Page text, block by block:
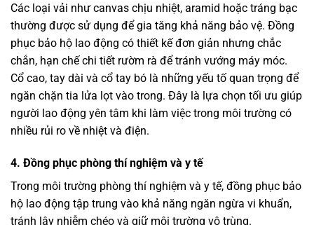
Các loại vải như canvas chịu nhiệt, aramid hoặc tráng bạc
thường được sử dụng để gia tăng khả năng bảo vệ. Đồng
phục bảo hộ lao động có thiết kế đơn giản nhưng chắc
chắn, hạn chế chi tiết rườm rà để tránh vướng máy móc.
Cổ cao, tay dài và cổ tay bó là những yếu tố quan trọng để
ngăn chặn tia lửa lọt vào trong. Đây là lựa chọn tối ưu giúp
người lao động yên tâm khi làm việc trong môi trường có
nhiều rủi ro về nhiệt và điện.
4. Đồng phục phòng thí nghiệm và y tế
Trong môi trường phòng thí nghiệm và y tế, đồng phục bảo
hộ lao động tập trung vào khả năng ngăn ngừa vi khuẩn,
tránh lây nhiễm chéo và giữ môi trường vô trùng.